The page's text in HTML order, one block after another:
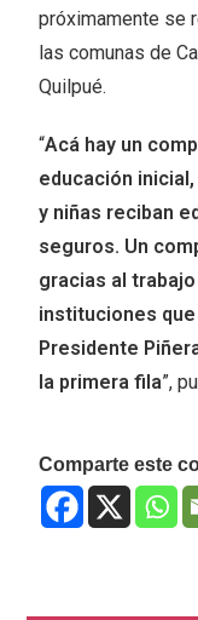
próximamente se
las comunas de
Quilpué.
“Acá hay un
educación
y niñas reciban
seguros. Un
gracias al
instituciones
Presidente
la primera fila”,
Comparte este